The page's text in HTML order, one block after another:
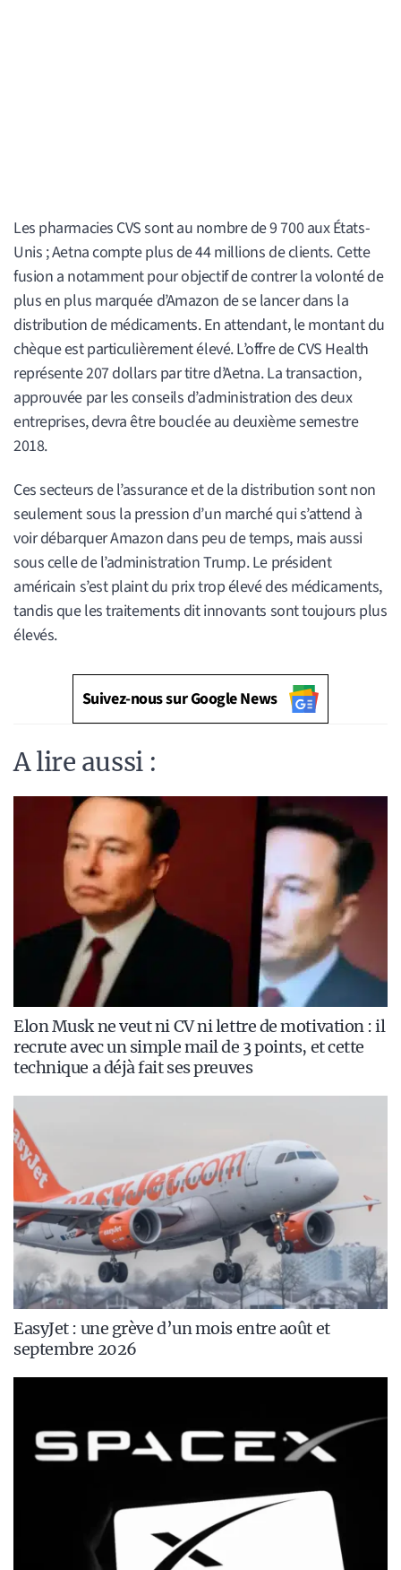
Les pharmacies CVS sont au nombre de 9 700 aux États-
Unis ; Aetna compte plus de 44 millions de clients. Cette
fusion a notamment pour objectif de contrer la volonté de
plus en plus marquée d’Amazon de se lancer dans la
distribution de médicaments. En attendant, le montant du
chèque est particulièrement élevé. L’offre de CVS Health
représente 207 dollars par titre d’Aetna. La transaction,
approuvée par les conseils d’administration des deux
entreprises, devra être bouclée au deuxième semestre
2018.
Ces secteurs de l’assurance et de la distribution sont non
seulement sous la pression d’un marché qui s’attend à
voir débarquer Amazon dans peu de temps, mais aussi
sous celle de l’administration Trump. Le président
américain s’est plaint du prix trop élevé des médicaments,
tandis que les traitements dit innovants sont toujours plus
élevés.
Suivez-nous sur Google News
A lire aussi :
Elon Musk ne veut ni CV ni lettre de motivation : il
recrute avec un simple mail de 3 points, et cette
technique a déjà fait ses preuves
EasyJet : une grève d’un mois entre août et
septembre 2026